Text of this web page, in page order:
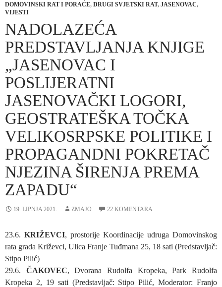
DOMOVINSKI RAT I PORAĆE, DRUGI SVJETSKI RAT, JASENOVAC,
VIJESTI
NADOLAZEĆA
PREDSTAVLJANJA KNJIGE
„JASENOVAC I
POSLIJERATNI
JASENOVAČKI LOGORI,
GEOSTRATEŠKA TOČKA
VELIKOSRPSKE POLITIKE I
PROPAGANDNI POKRETAČ
NJEZINA ŠIRENJA PREMA
ZAPADU“
19. LIPNJA 2021. ZMAJO 22 KOMENTARA
23.6. KRIŽEVCI, prostorije Koordinacije udruga Domovinskog
rata grada Križevci, Ulica Franje Tuđmana 25, 18 sati (Predstavljač:
Stipo Pilić)
29.6. ČAKOVEC, Dvorana Rudolfa Kropeka, Park Rudolfa
Kropeka 2, 19 sati (Predstavljač: Stipo Pilić, Moderator: Franjo